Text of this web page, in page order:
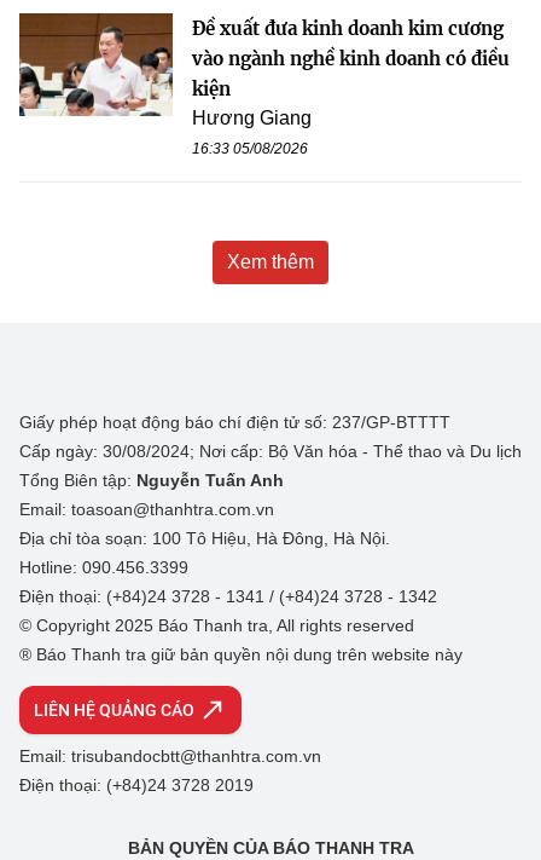
Đề xuất đưa kinh doanh kim cương
vào ngành nghề kinh doanh có điều
kiện
Hương Giang
16:33 05/08/2026
Xem thêm
Giấy phép hoạt động báo chí điện tử số: 237/GP-BTTTT
Cấp ngày: 30/08/2024; Nơi cấp: Bộ Văn hóa - Thể thao và Du lịch
Tổng Biên tập: Nguyễn Tuấn Anh
Email: toasoan@thanhtra.com.vn
Địa chỉ tòa soạn: 100 Tô Hiệu, Hà Đông, Hà Nội.
Hotline: 090.456.3399
Điện thoại: (+84)24 3728 - 1341 / (+84)24 3728 - 1342
© Copyright 2025 Báo Thanh tra, All rights reserved
® Báo Thanh tra giữ bản quyền nội dung trên website này
LIÊN HỆ QUẢNG CÁO
Email: trisubandocbtt@thanhtra.com.vn
Điện thoại: (+84)24 3728 2019
BẢN QUYỀN CỦA BÁO THANH TRA